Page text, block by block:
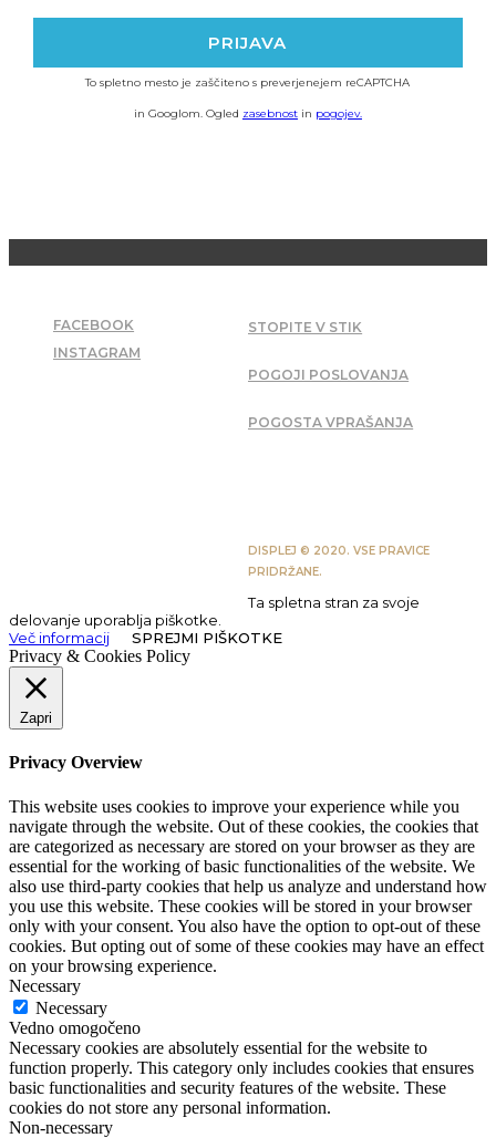
To spletno mesto je zaščiteno s preverjenejem reCAPTCHA
in Googlom. Ogled zasebnostin pogojev.
STOPITE V STIK
POGOJI POSLOVANJA
POGOSTA VPRAŠANJA
FACEBOOK
INSTAGRAM
DISPLEJ © 2020. VSE PRAVICE
PRIDRŽANE.
Ta spletna stran za svoje
delovanje uporablja piškotke.
Več informacij
SPREJMI PIŠKOTKE
Privacy & Cookies Policy
Zapri
Privacy Overview
This website uses cookies to improve your experience while you
navigate through the website. Out of these cookies, the cookies that
are categorized as necessary are stored on your browser as they are
essential for the working of basic functionalities of the website. We
also use third-party cookies that help us analyze and understand how
you use this website. These cookies will be stored in your browser
only with your consent. You also have the option to opt-out of these
cookies. But opting out of some of these cookies may have an effect
on your browsing experience.
Necessary
Necessary
Vedno omogočeno
Necessary cookies are absolutely essential for the website to
function properly. This category only includes cookies that ensures
basic functionalities and security features of the website. These
cookies do not store any personal information.
Non-necessary